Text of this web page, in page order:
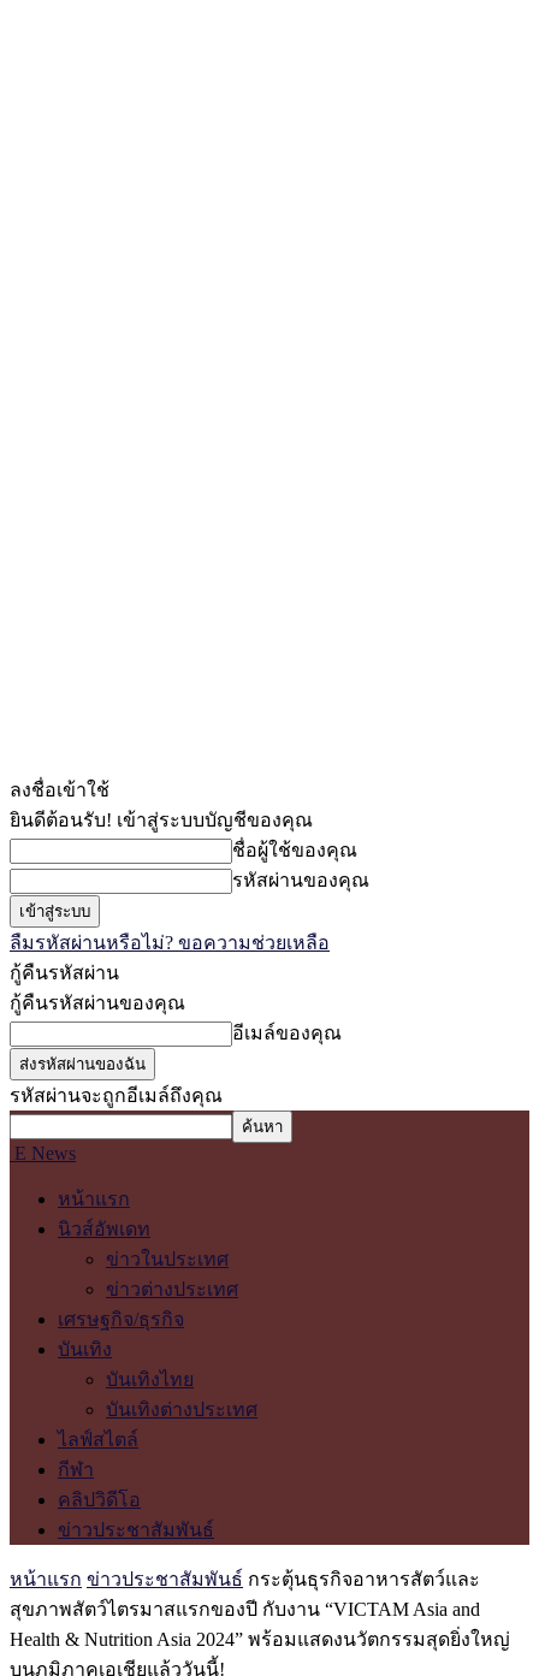
ลงชื่อเข้าใช้
ยินดีต้อนรับ! เข้าสู่ระบบบัญชีของคุณ
ชื่อผู้ใช้ของคุณ
รหัสผ่านของคุณ
ลืมรหัสผ่านหรือไม่? ขอความช่วยเหลือ
กู้คืนรหัสผ่าน
กู้คืนรหัสผ่านของคุณ
อีเมล์ของคุณ
รหัสผ่านจะถูกอีเมล์ถึงคุณ
E News
หน้าแรก
นิวส์อัพเดท
ข่าวในประเทศ
ข่าวต่างประเทศ
เศรษฐกิจ/ธุรกิจ
บันเทิง
บันเทิงไทย
บันเทิงต่างประเทศ
ไลฟ์สไตล์
กีฬา
คลิปวิดีโอ
ข่าวประชาสัมพันธ์
หน้าแรก ข่าวประชาสัมพันธ์ กระตุ้นธุรกิจอาหารสัตว์และ
สุขภาพสัตว์ไตรมาสแรกของปี กับงาน “VICTAM Asia and
Health & Nutrition Asia 2024” พร้อมแสดงนวัตกรรมสุดยิ่งใหญ่
บนภูมิภาคเอเชียแล้ววันนี้!